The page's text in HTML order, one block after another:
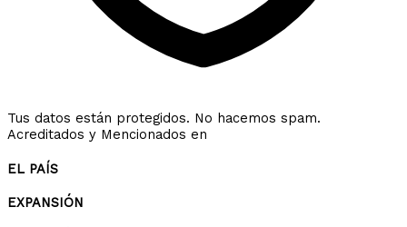
Tus datos están protegidos. No hacemos spam.
Acreditados y Mencionados en
EL PAÍS
EXPANSIÓN